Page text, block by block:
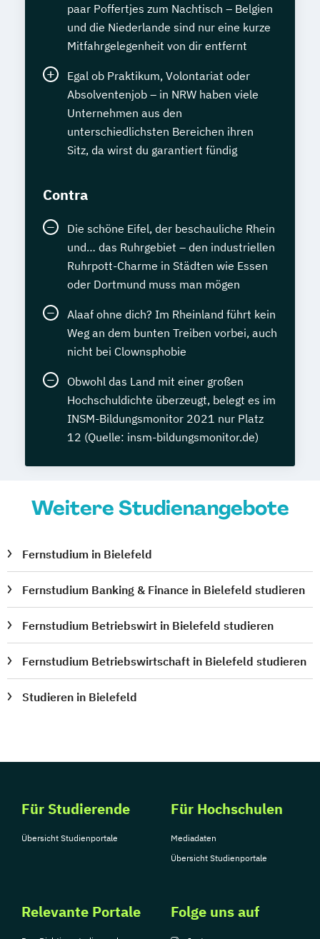
paar Poffertjes zum Nachtisch – Belgien
und die Niederlande sind nur eine kurze
Mitfahrgelegenheit von dir entfernt
Egal ob Praktikum, Volontariat oder
Absolventenjob – in NRW haben viele
Unternehmen aus den
unterschiedlichsten Bereichen ihren
Sitz, da wirst du garantiert fündig
Contra
Die schöne Eifel, der beschauliche Rhein
und… das Ruhrgebiet – den industriellen
Ruhrpott-Charme in Städten wie Essen
oder Dortmund muss man mögen
Alaaf ohne dich? Im Rheinland führt kein
Weg an dem bunten Treiben vorbei, auch
nicht bei Clownsphobie
Obwohl das Land mit einer großen
Hochschuldichte überzeugt, belegt es im
INSM-Bildungsmonitor 2021 nur Platz
12 (Quelle: insm-bildungsmonitor.de)
Weitere Studienangebote
Fernstudium in Bielefeld
Fernstudium Banking & Finance in Bielefeld studieren
Fernstudium Betriebswirt in Bielefeld studieren
Fernstudium Betriebswirtschaft in Bielefeld studieren
Studieren in Bielefeld
Für Studierende
Übersicht Studienportale
Für Hochschulen
Mediadaten
Übersicht Studienportale
Relevante Portale Folge uns auf